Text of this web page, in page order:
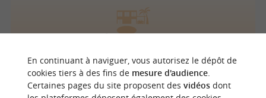
Locations de Prestige / Locations de Charme
En continuant à naviguer, vous autorisez le dépôt de
cookies tiers à des fins de mesure d'audience.
Certaines pages du site proposent des vidéosdont